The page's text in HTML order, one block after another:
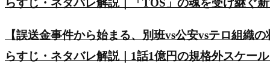
らすじ・ネタバレ解説｜「TOS」の魂を受け継ぐ
【誤送金事件から始まる、別班vs公安vsテロ組織
らすじ・ネタバレ解説｜1話1億円の規格外スケー